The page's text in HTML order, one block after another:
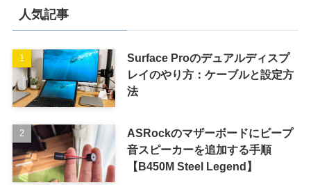
人気記事
Surface Proのデュアルディスプ
レイのやり方：ケーブルと設定方
法
ASRockのマザーボードにビープ
音スピーカーを追加する手順
【B450M Steel Legend】